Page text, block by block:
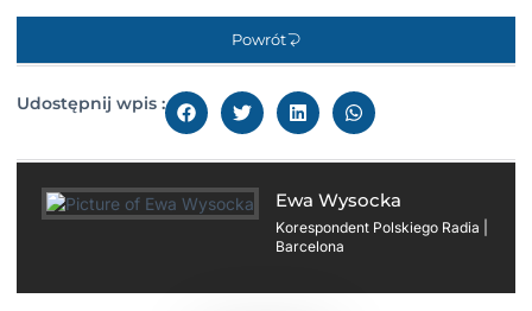
Powrót
Udostępnij wpis :
Ewa Wysocka
Korespondent Polskiego Radia |
Barcelona